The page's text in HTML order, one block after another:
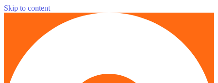
Skip to content